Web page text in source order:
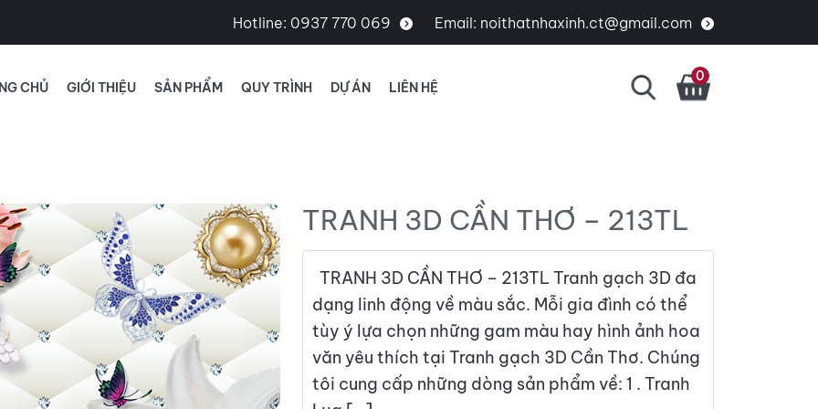
Hotline: 0937 770 069 Email: noithatnhaxinh.ct@gmail.com
CHỦ GIỚI THIỆU SẢN PHẨM QUY TRÌNH DỰ ÁN LIÊN HỆ
0
TRANH 3D CẦN THƠ – 213TL
TRANH 3D CẦN THƠ – 213TL Tranh gạch 3D đa
dạng linh động về màu sắc. Mỗi gia đình có thể
tùy ý lựa chọn những gam màu hay hình ảnh hoa
văn yêu thích tại Tranh gạch 3D Cần Thơ. Chúng
tôi cung cấp những dòng sản phẩm về: 1 . Tranh